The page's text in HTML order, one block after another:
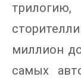
миллион
самых